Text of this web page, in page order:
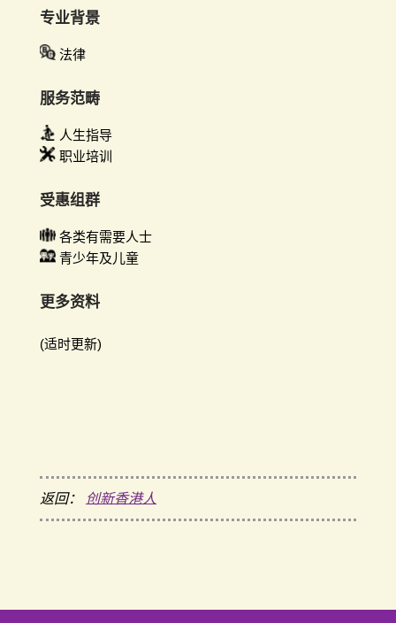
专业背景
法律
服务范畴
人生指导
职业培训
受惠组群
各类有需要人士
青少年及儿童
更多资料
(适时更新)
返回： 创新香港人